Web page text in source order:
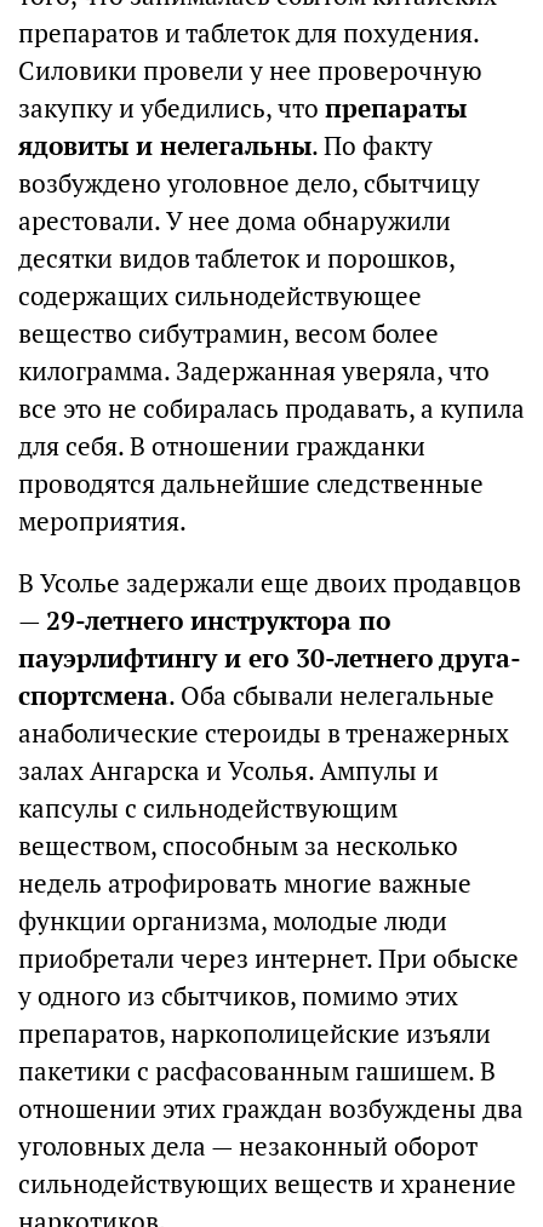
препаратов и таблеток для похудения.
Силовики провели у нее проверочную
закупку и убедились, что препараты
ядовиты и нелегальны. По факту
возбуждено уголовное дело, сбытчицу
арестовали. У нее дома обнаружили
десятки видов таблеток и порошков,
содержащих сильнодействующее
вещество сибутрамин, весом более
килограмма. Задержанная уверяла, что
все это не собиралась продавать, а купила
для себя. В отношении гражданки
проводятся дальнейшие следственные
мероприятия.
В Усолье задержали еще двоих продавцов
—29-летнего инструктора по
пауэрлифтингу и его 30-летнего друга-
спортсмена. Оба сбывали нелегальные
анаболические стероиды в тренажерных
залах Ангарска и Усолья. Ампулы и
капсулы с сильнодействующим
веществом, способным за несколько
недель атрофировать многие важные
функции организма, молодые люди
приобретали через интернет. При обыске
у одного из сбытчиков, помимо этих
препаратов, наркополицейские изъяли
пакетики с расфасованным гашишем. В
отношении этих граждан возбуждены два
уголовных дела — незаконный оборот
сильнодействующих веществ и хранение